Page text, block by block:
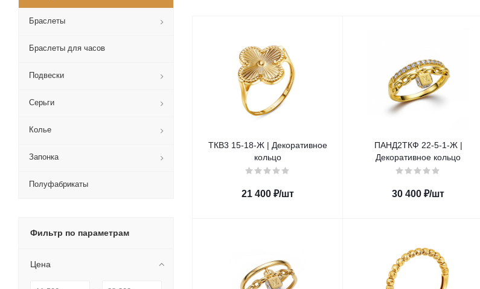
ТКВ3 15-18-Ж | Декоративное
кольцо
21 400 ₽/шт
ПАНД2ТКФ 22-5-1-Ж |
Декоративное кольцо
30 400 ₽/шт
Браслеты
Браслеты для часов
Подвески
Серьги
Колье
Запонка
Полуфабрикаты
Фильтр по параметрам
Цена